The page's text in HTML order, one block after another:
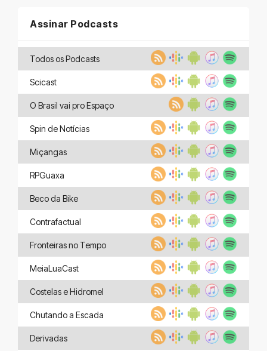
Assinar Podcasts
Todos os Podcasts
Scicast
O Brasil vai pro Espaço
Spin de Notícias
Miçangas
RPGuaxa
Beco da Bike
Contrafactual
Fronteiras no Tempo
MeiaLuaCast
Costelas e Hidromel
Chutando a Escada
Derivadas